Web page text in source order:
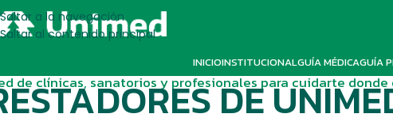
Saltar a la navegación
Saltar al contenido principal
INICIOINSTITUCIONALGUÍA MÉDICAGUÍA
de clínicas, sanatorios y profesionales para cuidarte donde
DE